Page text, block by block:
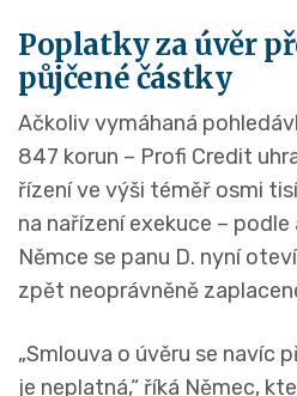
Poplatky za úvěr
půjčené částky
Ačkoliv vymáhaná
847 korun – Profi Credit
řízení ve výši téměř osmi
na nařízení exekuce –
Němce se panu D. nyní
zpět neoprávněně
„Smlouva o úvěru se navíc
je neplatná,“ říká Němec,